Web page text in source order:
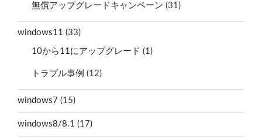
無償アップグレードキャンペーン (31)
windows11 (33)
10から11にアップグレード (1)
トラブル事例 (12)
windows7 (15)
windows8/8.1 (17)